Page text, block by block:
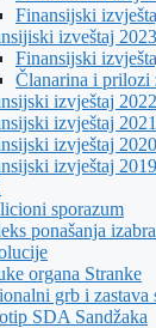
Finansijski
izveštaj 2023
Finansijski
Članarina i prilozi
izvještaj 2022
izvještaj
izvještaj
izvještaj
sporazum
ponašanja
organa Stranke
grb i zastava
SDA Sandžaka